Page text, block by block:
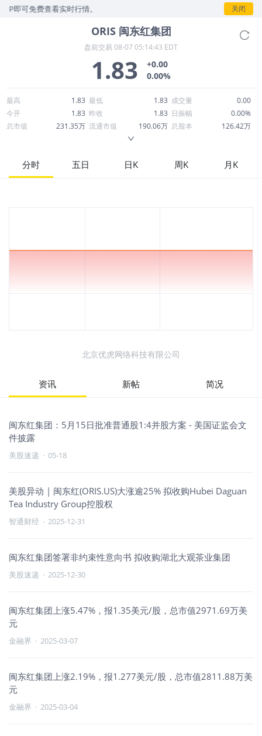
可免费查看实时行情。 关闭
ORIS 闽东红集团
盘前交易 08-07 05:14:43 EDT
1.83
+0.00
0.00%
最高 1.83 最低 1.83 成交量
0.00
今开
1.83 昨收 1.83 日振幅
0.00%
总市值
231.35万 流通市值 190.06万 总股本
126.42万
52周最高
31.20 市盈率
1.35
股息
分时 五日 日K 周K 月K
北京优虎网络科技有限公司
资讯 新帖 简况
闽东红集团：5月15日批准普通股1:4并股方案 - 美国证监会文
件披露
美股速递 · 05-18
美股异动 | 闽东红(ORIS.US)大涨逾25% 拟收购Hubei Daguan
Tea Industry Group控股权
智通财经 · 2025-12-31
闽东红集团签署非约束性意向书 拟收购湖北大观茶业集团
美股速递 · 2025-12-30
闽东红集团上涨5.47%，报1.35美元/股，总市值2971.69万美
元
金融界 · 2025-03-07
闽东红集团上涨2.19%，报1.277美元/股，总市值2811.88万美
元
金融界 · 2025-03-04